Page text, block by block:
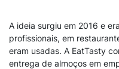
A ideia surgiu em 2016 e
profissionais, em
eram usadas. A EatTasty
entrega de almoços em